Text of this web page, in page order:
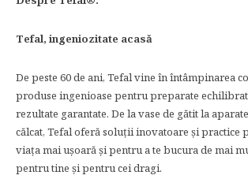
Tefal, ingeniozitate acasă
De peste 60 de ani, Tefal vine în întâmpinarea
produse ingenioase pentru preparate
rezultate garantate. De la vase de gătit la
călcat, Tefal oferă soluții inovatoare și practice
viața mai ușoară și pentru a te bucura de mai
pentru tine și pentru cei dragi.